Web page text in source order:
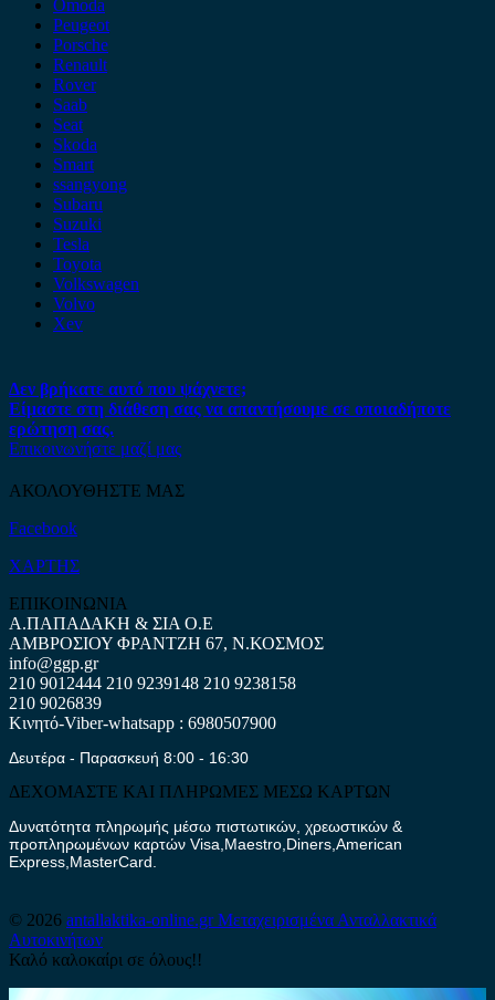
Omoda
Peugeot
Porsche
Renault
Rover
Saab
Seat
Skoda
Smart
ssangyong
Subaru
Suzuki
Tesla
Toyota
Volkswagen
Volvo
Xev
Δεν βρήκατε αυτό που ψάχνετε;
Είμαστε στη διάθεση σας να απαντήσουμε σε οποιαδήποτε
ερώτηση σας.
Επικοινωνήστε μαζί μας
ΑΚΟΛΟΥΘΗΣΤΕ ΜΑΣ
Facebook
ΧΑΡΤΗΣ
ΕΠΙΚΟΙΝΩΝΙΑ
Α.ΠΑΠΑΔΑΚΗ & ΣΙΑ Ο.Ε
ΑΜΒΡΟΣΙΟΥ ΦΡΑΝΤΖΗ 67, Ν.ΚΟΣΜΟΣ
info@ggp.gr
210 9012444 210 9239148 210 9238158
210 9026839
Κινητό-Viber-whatsapp : 6980507900
Δευτέρα - Παρασκευή 8:00 - 16:30
ΔΕΧΟΜΑΣΤΕ ΚΑΙ ΠΛΗΡΩΜΕΣ ΜΕΣΩ ΚΑΡΤΩΝ
Δυνατότητα πληρωμής μέσω πιστωτικών, χρεωστικών &
προπληρωμένων καρτών Visa,Maestro,Diners,American
Express,MasterCard.
© 2026 antallaktika-online.grΜεταχειρισμένα Ανταλλακτικά
Αυτοκινήτων
Καλό καλοκαίρι σε όλους!!